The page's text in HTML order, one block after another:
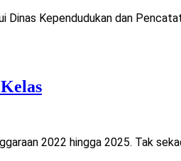
Kependudukan dan
2022 hingga 2025. Tak